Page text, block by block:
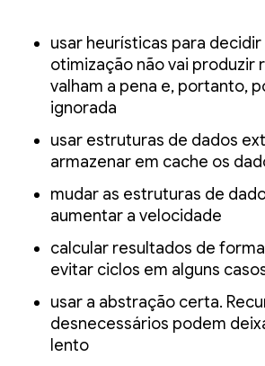
usar heurísticas para decidir
otimização não vai produzir
valham a pena e, portanto,
ignorada
usar estruturas de dados
armazenar em cache os
mudar as estruturas de
aumentar a velocidade
calcular resultados de
evitar ciclos em alguns
usar a abstração certa.
desnecessários podem
lento